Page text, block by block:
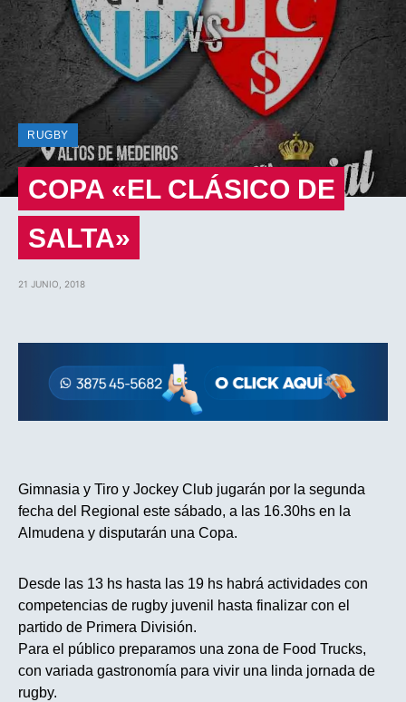
RUGBY
COPA «EL CLÁSICO DE
SALTA»
21 JUNIO, 2018
Gimnasia y Tiro y Jockey Club jugarán por la segunda
fecha del Regional este sábado, a las 16.30hs en la
Almudena y disputarán una Copa.
Desde las 13 hs hasta las 19 hs habrá actividades con
competencias de rugby juvenil hasta finalizar con el
partido de Primera División.
Para el público preparamos una zona de Food Trucks,
con variada gastronomía para vivir una linda jornada de
rugby.